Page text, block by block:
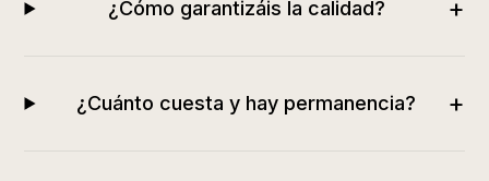
¿Cómo garantizáis la calidad? +
¿Cuánto cuesta y hay permanencia? +